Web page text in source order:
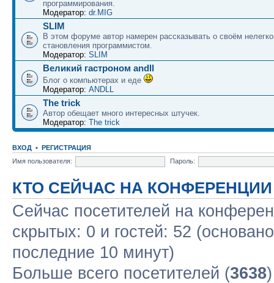
программирования.
Модератор: dr.MIG
SLIM
В этом форуме автор намерен рассказывать о своём
становления программистом.
Модератор: SLIM
Великий гастроном andll
Блог о компьютерах и еде
Модератор: ANDLL
The trick
Автор обещает много интересных штучек.
Модератор: The trick
ВХОД • РЕГИСТРАЦИЯ
Имя пользователя:
Пароль:
КТО СЕЙЧАС НА КОНФЕРЕНЦИИ
Сейчас посетителей на
скрытых: 0 и гостей: 52
последние 10 минут)
Больше всего посетителей (3638